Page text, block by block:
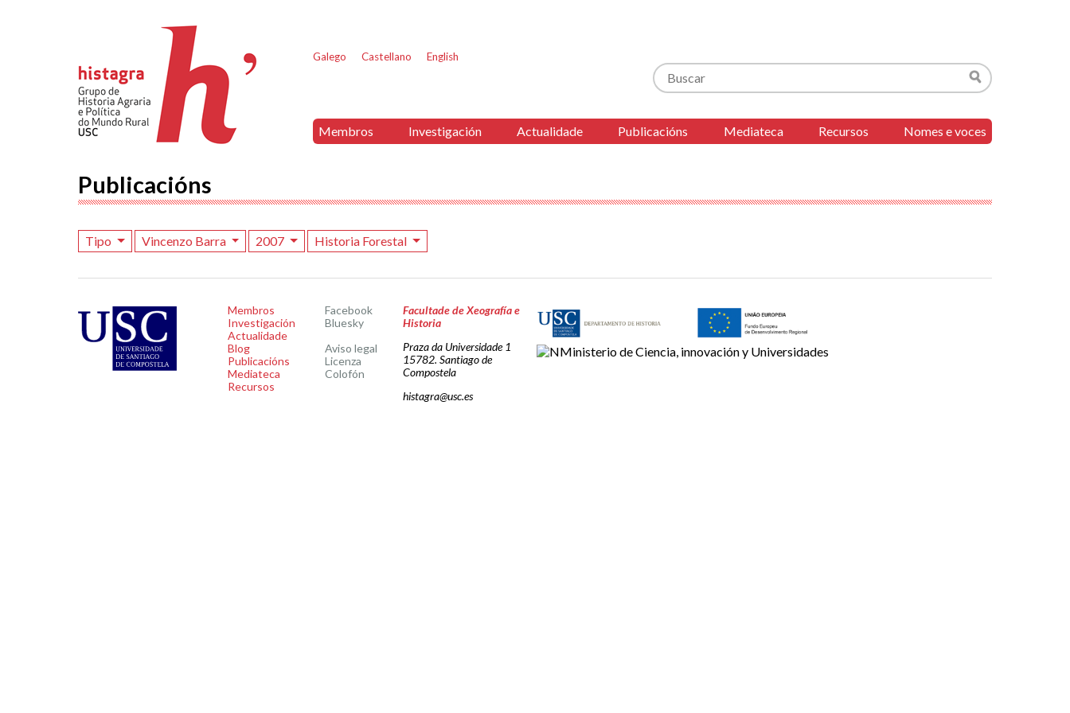
Galego Castellano English
Buscar
Buscar
Membros Investigación Actualidade Publicacións Mediateca Recursos Nomes e voces
Publicacións
Tipo Vincenzo Barra 2007 Historia Forestal
Membros
Investigación
Actualidade
Blog
Publicacións
Mediateca
Recursos
Facebook
Bluesky
Aviso legal
Licenza
Colofón
Facultade de Xeografía e
Historia
Praza da Universidade 1
15782. Santiago de
Compostela
histagra@usc.es